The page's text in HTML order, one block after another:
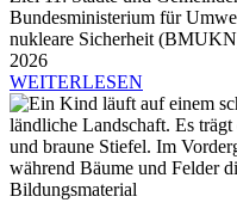
Bundesministerium für
nukleare Sicherheit
2026
WEITERLESEN
Bildungsmaterial